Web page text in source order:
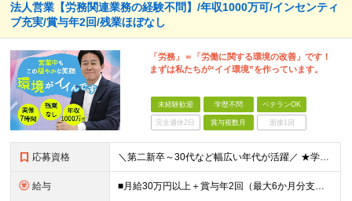
法人営業【労務関連業務の経験不問】/年収1000万可/インセンティ
ブ充実/賞与年2回/残業ほぼなし
「労務」＝「労働に関する環境の改善」です！
まずは私たちが“イイ環境”を作っています。
未経験歓迎 学歴不問 ベテランOK
完全週休2日 賞与複数月 面接1回
応募資格 ＼第二新卒～30代など幅広い年代が活躍／ ★学歴不問 ★第二新卒歓迎 社会保険や労務の知識は必要ありません。 業界未経験からスタートできます！ ＼優遇します！／ ★何かしらの営業経験をお持ちの方（
給与 ■月給30万円以上＋賞与年2回（最大6か月分支給実績あり）＋インセンティブ ★インセンティブ毎月支給 └最大で30～65万円を獲得する社員も └入社5年未満の社員の月平均インセンティブ15万円 ★社